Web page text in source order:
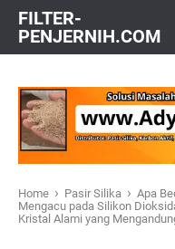
FILTER-
PENJERNIH.COM
Home › Pasir Silika › Apa
Mengacu pada Silikon
Kristal Alami yang